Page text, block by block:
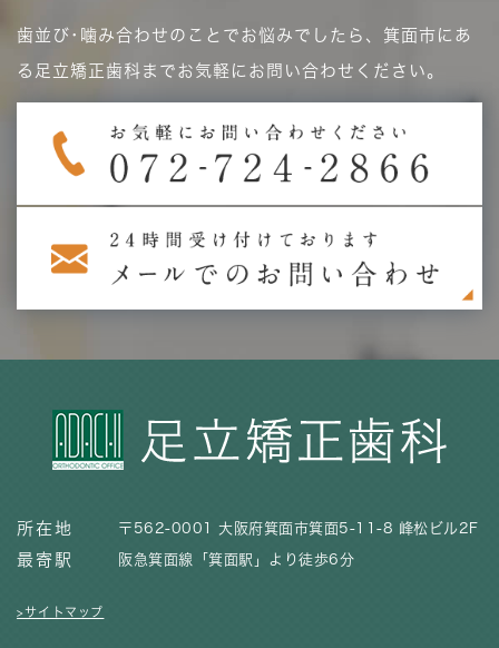
歯並び･噛み合わせのことでお悩みでしたら、箕面市にあ
る足立矯正歯科までお気軽にお問い合わせください。
所在地 〒562-0001 大阪府箕面市箕面5-11-8 峰松ビル2F
最寄駅 阪急箕面線「箕面駅」より徒歩6分
>サイトマップ